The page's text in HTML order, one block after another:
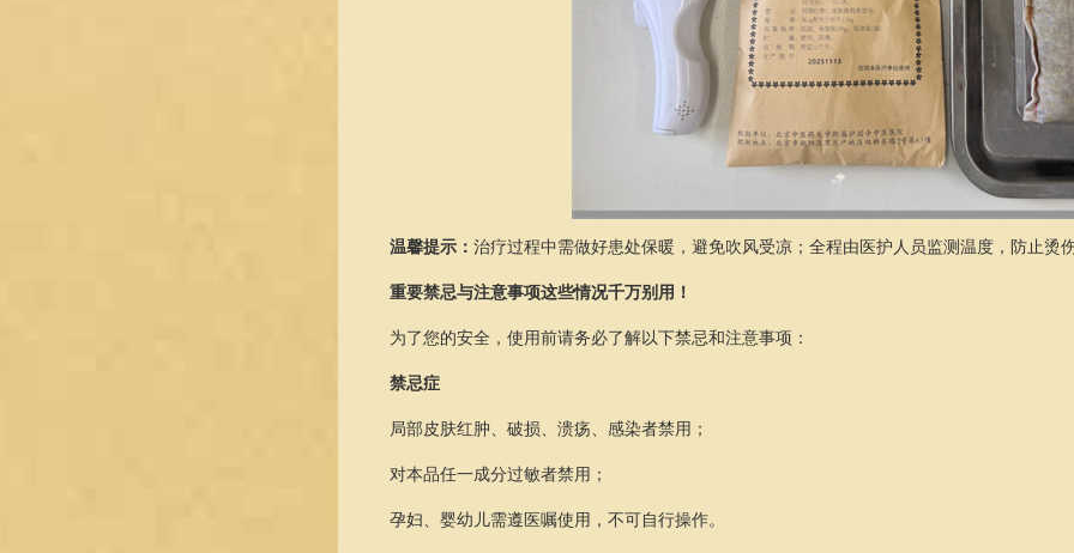
温馨提示： 治疗过程中需做好患处保暖，避免吹风受凉；全程由医护人员监测温度，防止烫
重要禁忌与注意事项这些情况千万别用！
为了您的安全，使用前请务必了解以下禁忌和注意事项：
禁忌症
局部皮肤红肿、破损、溃疡、感染者禁用；
对本品任一成分过敏者禁用；
孕妇、婴幼儿需遵医嘱使用，不可自行操作。